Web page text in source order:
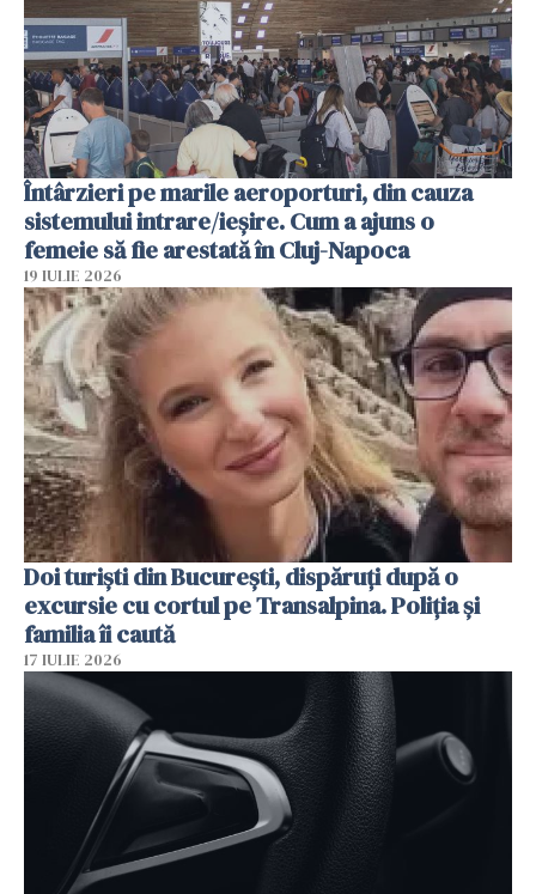
Întârzieri pe marile aeroporturi, din cauza
sistemului intrare/ieșire. Cum a ajuns o
femeie să fie arestată în Cluj-Napoca
19 IULIE 2026
Doi turiști din București, dispăruți după o
excursie cu cortul pe Transalpina. Poliția și
familia îi caută
17 IULIE 2026